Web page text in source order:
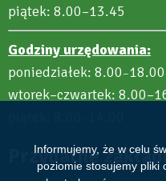
Informujemy, że w celu
poziomie stosujemy pliki
piątek: 8.00–13.45
Godziny urzędowania:
poniedziałek: 8.00–18.00
wtorek–czwartek:
Przydatne